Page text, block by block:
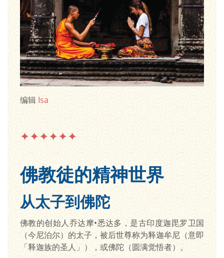
编辑 Isa
✦✦✦✦✦✦
佛教徒的精神世界
从太子到佛陀
佛教的创始人乔达摩•悉达多，是古印度迦毘罗卫国
（今尼泊尔）的太子，被后世尊称为释迦牟尼（意即
「释迦族的圣人」），或佛陀（圆满觉悟者）。